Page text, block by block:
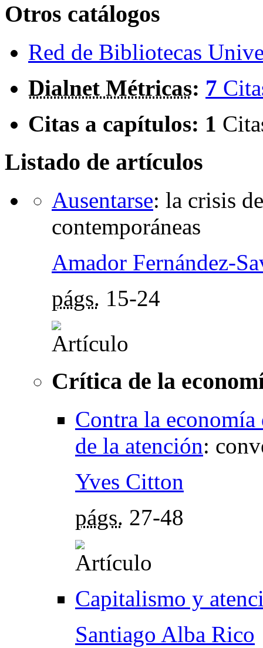
Otros catálogos
Red de Bibliotecas
Dialnet Métricas: 7
Citas a capítulos: 1
Listado de artículos
Ausentarse: la crisis
contemporáneas
Amador Fernández-
págs. 15-24
Crítica de la
Contra la
de la atención:
Yves Citton
págs. 27-48
Capitalismo y
Santiago Alba Rico